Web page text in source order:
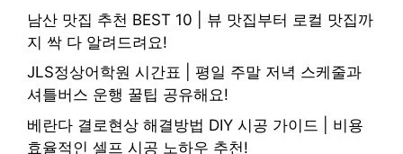
남산 맛집 추천 BEST 10 | 뷰 맛집부터 로컬 맛집까
지 싹 다 알려드려요!
JLS정상어학원 시간표 | 평일 주말 저녁 스케줄과
셔틀버스 운행 꿀팁 공유해요!
베란다 결로현상 해결방법 DIY 시공 가이드 | 비용
효율적인 셀프 시공 노하우 추천!